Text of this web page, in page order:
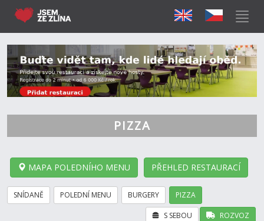
PIZZA
MAPA POLEDNÍHO MENU PŘEHLED RESTAURACÍ
SNÍDANĚ POLEDNÍ MENU BURGERY PIZZA
ROZVOZ
S SEBOU